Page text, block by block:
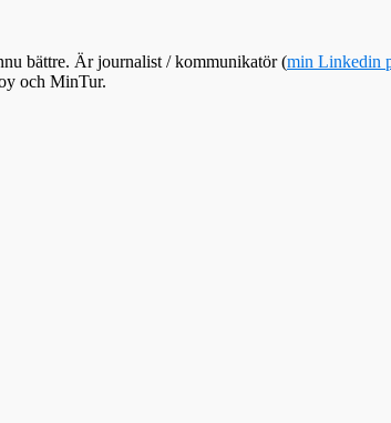
bättre. Är journalist / kommunikatör (min Linkedin
och MinTur.